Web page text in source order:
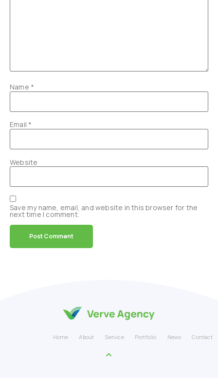
Name *
Email *
Website
Save my name, email, and website in this browser for the
next time I comment.
Home About Service Portfolio News Contact